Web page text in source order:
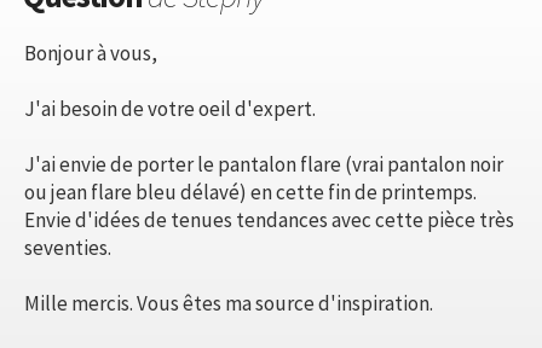
Bonjour à vous,
J'ai besoin de votre oeil d'expert.
J'ai envie de porter le pantalon flare (vrai pantalon noir
ou jean flare bleu délavé) en cette fin de printemps.
Envie d'idées de tenues tendances avec cette pièce très
seventies.
Mille mercis. Vous êtes ma source d'inspiration.